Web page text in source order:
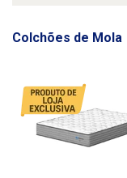
Colchões de Mola